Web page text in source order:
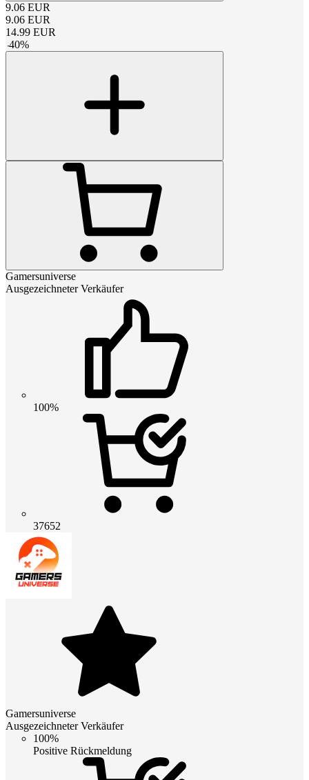
9.06 EUR
9.06 EUR
14.99 EUR
-40%
Gamersuniverse
Ausgezeichneter Verkäufer
100%
37652
Gamersuniverse
Ausgezeichneter Verkäufer
100%
Positive Rückmeldung